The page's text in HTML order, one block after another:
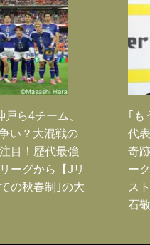
ら4チーム、
い？大混戦の
目！歴代最強
ーグから【Jリ
の秋春制｣の大
｢も
代
奇
ー
ス
石